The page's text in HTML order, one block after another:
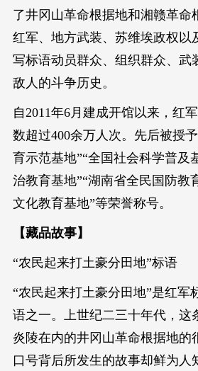
了井冈山革命根据地和湘赣革命
红军、地方武装、苏维埃政权以
写标语动员群众、组织群众、武
敌人的斗争历史。
自2011年6月建成开馆以来，红
数超过400余万人次。先后被授
育示范基地”“全国社会科学普及
治教育基地”“湖南省全民国防教
文化教育基地”等荣誉称号。
【藏品故事】
“农民起来打土豪分田地”标语
“农民起来打土豪分田地”是红军
语之一。上世纪二三十年代，这
炎陵在内的井冈山革命根据地的
口号背后所发生的故事却鲜为人